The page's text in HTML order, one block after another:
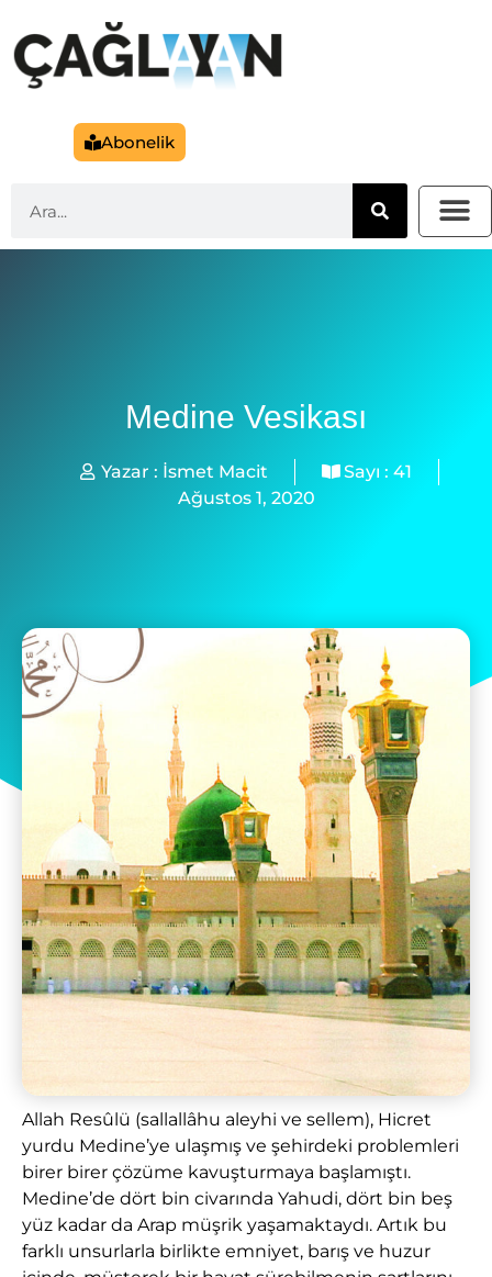
Abonelik
Medine Vesikası
Yazar : İsmet Macit Sayı : 41
Ağustos 1, 2020
Allah Resûlü (sallallâhu aleyhi ve sellem), Hicret
yurdu Medine’ye ulaşmış ve şehirdeki problemleri
birer birer çözüme kavuşturmaya başlamıştı.
Medine’de dört bin civarında Yahudi, dört bin beş
yüz kadar da Arap müşrik yaşamaktaydı. Artık bu
farklı unsurlarla birlikte emniyet, barış ve huzur